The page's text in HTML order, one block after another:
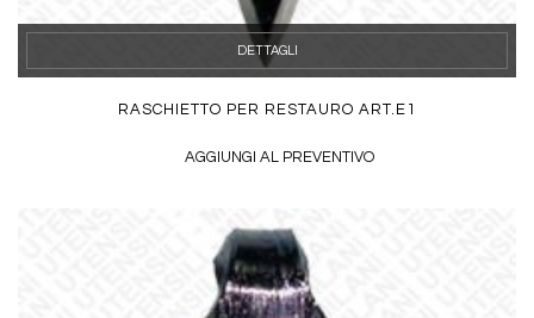
DETTAGLI
RASCHIETTO PER RESTAURO ART.E1
AGGIUNGI AL PREVENTIVO